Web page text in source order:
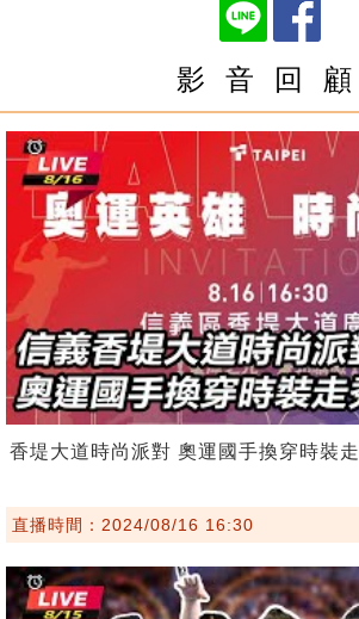
影 音 回 顧
香堤大道時尚派對 奧運國手換穿時裝
直播時間：2024/08/16 16:30